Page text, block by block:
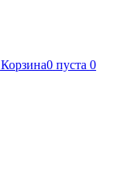
Корзина0 пуста 0